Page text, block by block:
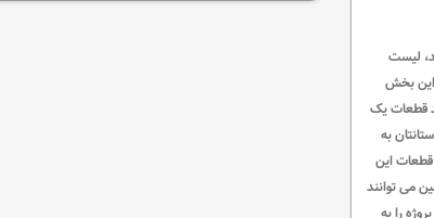
لیست
این بخش
قطعات یک
به
قطعات این
می توانند
را به